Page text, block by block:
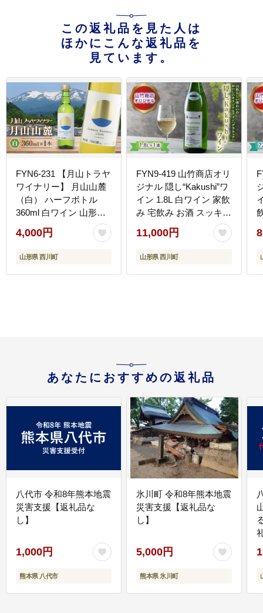
この返礼品を見た人は
ほかにこんな返礼品を
見ています。
FYN6-231 【月山トラヤ
ワイナリー】 月山山麓
（白） ハーフボトル
360ml 白ワイン 山形県
4,000円
山形県 西川町
FYN9-419 山竹商店オリ
ジナル 隠し“Kakushi”ワ
イン 1.8L 白ワイン 家飲
み 宅飲み お酒 スッキリ
フルーティー フレッシ
ュ アルコール 山形県 西
川町
11,000円
山形県 西川町
あなたにおすすめの返礼品
八代市 令和8年熊本地震
災害支援【返礼品な
し】
1,000円
熊本県 八代市
氷川町 令和8年熊本地震
災害支援【返礼品な
し】
5,000円
熊本県 氷川町